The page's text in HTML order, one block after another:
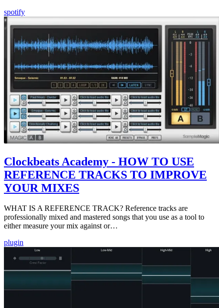
spotify
Clockbeats Academy - HOW TO USE
REFERENCE TRACKS TO IMPROVE
YOUR MIXES
WHAT IS A REFERENCE TRACK? Reference tracks are
professionally mixed and mastered songs that you use as a tool to
either measure your mix against or…
plugin